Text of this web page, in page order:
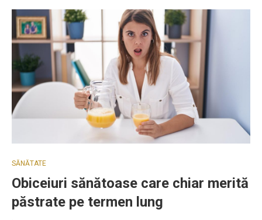
SĂNĂTATE
Obiceiuri sănătoase care chiar merită
păstrate pe termen lung